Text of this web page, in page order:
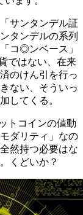
サンタンデル証
タンデルの系列
コ◎ンベース」
ではない、在来
のけん引を行っ
ない、そういっ
してくる。
トコインの値動
ダリティ」なの
然持つ必要はな
くどいか？